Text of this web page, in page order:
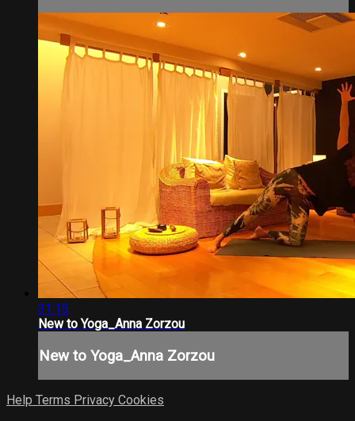
31:15
New to Yoga_Anna Zorzou
New to Yoga_Anna Zorzou
Help Terms Privacy Cookies